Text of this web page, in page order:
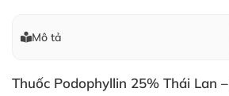
Mô tả
Thuốc Podophyllin 25% Thái Lan